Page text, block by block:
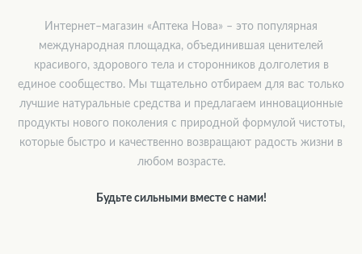
Интернет–магазин «Аптека Нова» – это популярная
международная площадка, объединившая ценителей
красивого, здорового тела и сторонников долголетия в
единое сообщество. Мы тщательно отбираем для вас только
лучшие натуральные средства и предлагаем инновационные
продукты нового поколения с природной формулой чистоты,
которые быстро и качественно возвращают радость жизни в
любом возрасте.
Будьте сильными вместе с нами!